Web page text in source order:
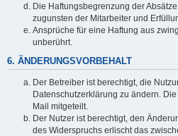
Die Haftungsbegrenzung der
zugunsten der Mitarbeiter und
Ansprüche für eine Haftung aus
unberührt.
6. ÄNDERUNGSVORBEHALT
Der Betreiber ist berechtigt, die
Datenschutzerklärung zu ändern.
Mail mitgeteilt.
Der Nutzer ist berechtigt, den
des Widerspruchs erlischt das